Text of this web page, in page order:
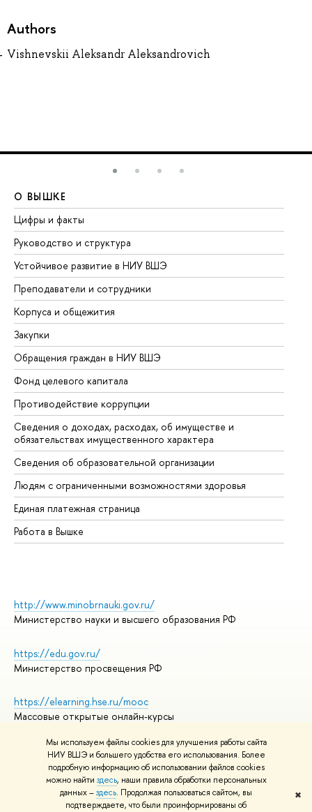
Мы используем файлы cookies для улучшения работы сайта
НИУ ВШЭ и большего удобства его использования. Более
подробную информацию об использовании файлов cookies
можно найти здесь, наши правила обработки персональных
данных –здесь. Продолжая пользоваться сайтом, вы
подтверждаете, что были проинформированы об
✖
Authors
Vishnevskii Aleksandr Aleksandrovich
О ВЫШКЕ
Цифры и факты
Руководство и структура
Устойчивое развитие в НИУ ВШЭ
Преподаватели и сотрудники
Корпуса и общежития
Закупки
Обращения граждан в НИУ ВШЭ
Фонд целевого капитала
Противодействие коррупции
Сведения о доходах, расходах, об имуществе и
обязательствах имущественного характера
Сведения об образовательной организации
Людям с ограниченными возможностями здоровья
Единая платежная страница
Работа в Вышке
http://www.minobrnauki.gov.ru/
Министерство науки и высшего образования РФ
https://edu.gov.ru/
Министерство просвещения РФ
https://elearning.hse.ru/mooc
Массовые открытые онлайн-курсы
© НИУ ВШЭ 1993–2026
Адреса и контакты
Условия использования материалов
Политика конфиденциальности